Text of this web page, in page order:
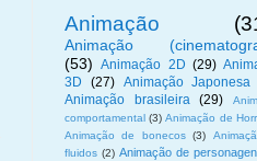
Animação
Animação
(53) Animação 2D (29)
3D
(27) Animação Japonesa
Animação brasileira
(29)
comportamental (3) Animação de
Animação de bonecos (3)
fluidos (2) Animação de